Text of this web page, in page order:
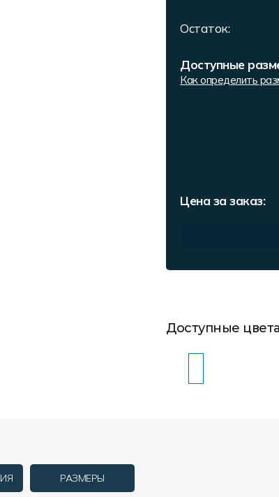
Остаток:
Доступные
Как определить
Цена за заказ:
Доступные цвета
РАЗМЕРЫ